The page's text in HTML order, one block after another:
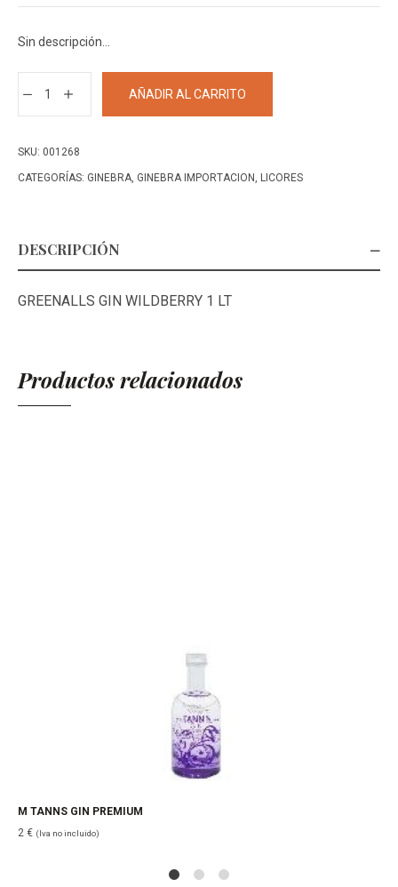
Sin descripción…
1
LT+
AÑADIR AL CARRITO
SKU: 001268
CATEGORÍAS: GINEBRA, GINEBRA IMPORTACION , LICORES
DESCRIPCIÓN
GREENALLS GIN WILDBERRY 1 LT
Productos relacionados
M TANNS GIN PREMIUM
2 € (Iva no incluido)